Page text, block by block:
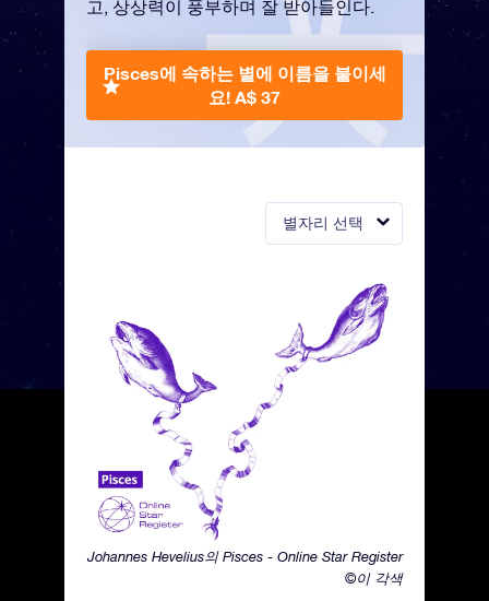
별자리 선택
Johannes Hevelius의 Pisces - Online Star Register
©이 각색
고, 상상력이 풍부하며 잘 받아들인다.
Pisces에 속하는 별에 이름을 붙이세
요! A$ 37